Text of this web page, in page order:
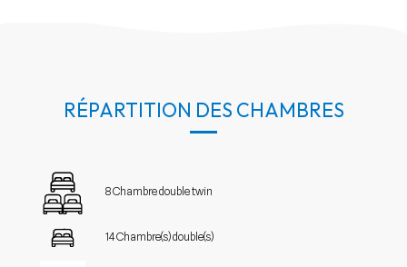
RÉPARTITION DES CHAMBRES
8 Chambre double twin
14 Chambre(s) double(s)